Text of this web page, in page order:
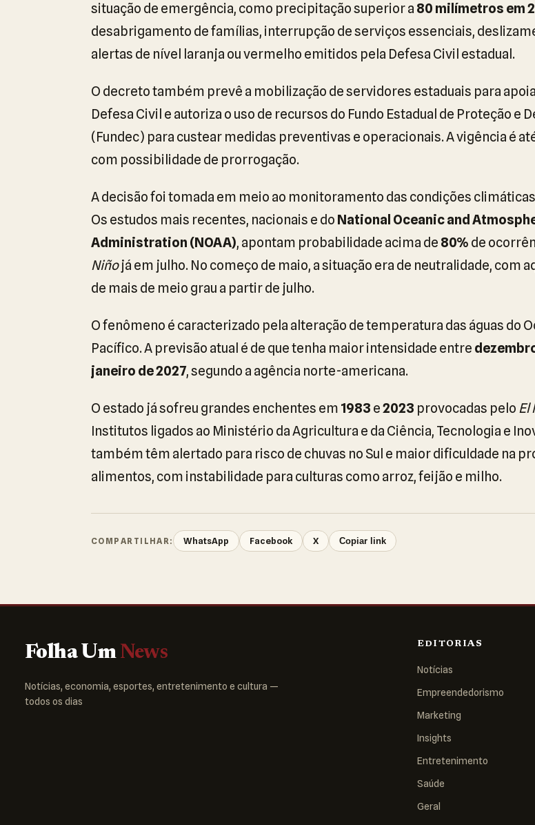
situação de emergência, como precipitação superior a 80 milímetros em
desabrigamento de famílias, interrupção de serviços essenciais,
alertas de nível laranja ou vermelho emitidos pela Defesa Civil estadual.
O decreto também prevê a mobilização de servidores estaduais para
Defesa Civil e autoriza o uso de recursos do Fundo Estadual de Proteção e
(Fundec) para custear medidas preventivas e operacionais. A vigência é
com possibilidade de prorrogação.
A decisão foi tomada em meio ao monitoramento das condições
Os estudos mais recentes, nacionais e do National Oceanic and
Administration (NOAA), apontam probabilidade acima de 80% de
Niñojá em julho. No começo de maio, a situação era de neutralidade, com
de mais de meio grau a partir de julho.
O fenômeno é caracterizado pela alteração de temperatura das águas do
Pacífico. A previsão atual é de que tenha maior intensidade entre
janeiro de 2027, segundo a agência norte-americana.
O estado já sofreu grandes enchentes em 1983 e2023 provocadas pelo El
Institutos ligados ao Ministério da Agricultura e da Ciência, Tecnologia e
também têm alertado para risco de chuvas no Sul e maior dificuldade na
alimentos, com instabilidade para culturas como arroz, feijão e milho.
COMPARTILHAR: WhatsApp Facebook X Copiar link
Folha Um News
Notícias, economia, esportes, entretenimento e cultura —
todos os dias
EDITORIAS
Notícias
Empreendedorismo
Marketing
Insights
Entretenimento
Saúde
Geral